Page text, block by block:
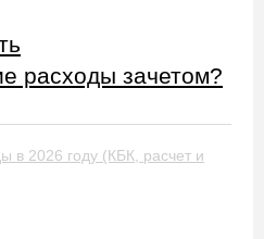
расходы зачетом?
в 2026 году (КБК, расчет и